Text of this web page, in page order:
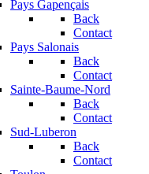
Pays Gapençais
Back
Contact
Pays Salonais
Back
Contact
Sainte-Baume-Nord
Back
Contact
Sud-Luberon
Back
Contact